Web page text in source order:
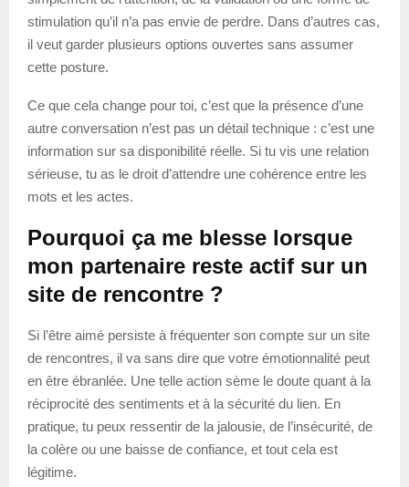
stimulation qu’il n’a pas envie de perdre. Dans d’autres cas,
il veut garder plusieurs options ouvertes sans assumer
cette posture.
Ce que cela change pour toi, c’est que la présence d’une
autre conversation n’est pas un détail technique : c’est une
information sur sa disponibilité réelle. Si tu vis une relation
sérieuse, tu as le droit d’attendre une cohérence entre les
mots et les actes.
Pourquoi ça me blesse lorsque
mon partenaire reste actif sur un
site de rencontre ?
Si l’être aimé persiste à fréquenter son compte sur un site
de rencontres, il va sans dire que votre émotionnalité peut
en être ébranlée. Une telle action sème le doute quant à la
réciprocité des sentiments et à la sécurité du lien. En
pratique, tu peux ressentir de la jalousie, de l’insécurité, de
la colère ou une baisse de confiance, et tout cela est
légitime.